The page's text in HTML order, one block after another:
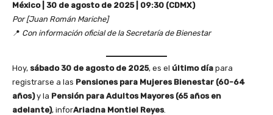
México | 30 de agosto de 2025 | 09:30 (CDMX)
Por [Juan Román Mariche]
📍 Con información oficial de la Secretaría de Bienestar
Hoy, sábado 30 de agosto de 2025, es el último día para
registrarse a las Pensiones para Mujeres Bienestar (60-64
años)y la Pensión para Adultos Mayores (65 años en
adelante), inforAriadna Montiel Reyes.